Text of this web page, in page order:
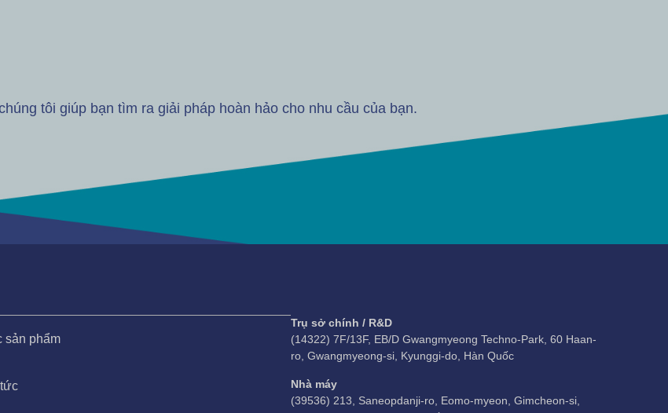
tôi giúp bạn tìm ra giải pháp hoàn hảo cho nhu cầu của bạn.
sản phẩm
Trụ sở chính / R&D
(14322) 7F/13F, EB/D Gwangmyeong Techno-Park, 60 Haan-
ro, Gwangmyeong-si, Kyunggi-do, Hàn Quốc
Nhà máy
(39536) 213, Saneopdanji-ro, Eomo-myeon, Gimcheon-si,